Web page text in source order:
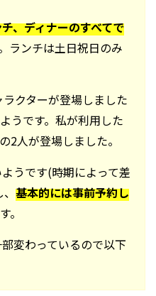
、ディナーのすべてで
ランチは土日祝日のみ
クターが登場しました
うです。私が利用した
2人が登場しました。
うです(時期によって差
基本的には事前予約し
。
変わっているので以下